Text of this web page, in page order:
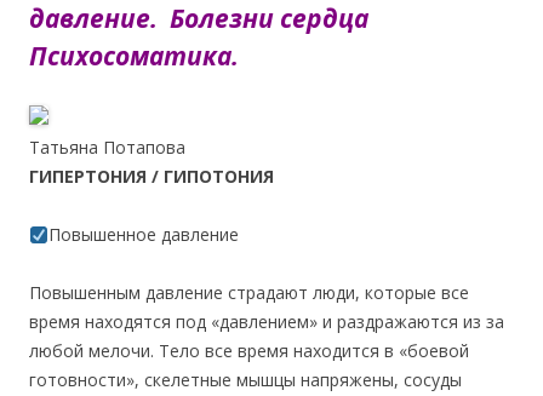
давление. Болезни сердца
Психосоматика.
Татьяна Потапова
ГИПЕРТОНИЯ / ГИПОТОНИЯ
Повышенное давление
Повышенным давление страдают люди, которые все
время находятся под «давлением» и раздражаются из за
любой мелочи. Тело все время находится в «боевой
готовности», скелетные мышцы напряжены, сосуды